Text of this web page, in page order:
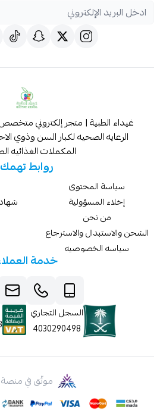
غيداء الطبية | متجر إلكتروني
الرعايه الصحيه لكبار السن وذوي
المكملات الغذائيه
روابط تهمك
سياسة المحتوى
إخلاء المسؤولية
من نحن
الشحن والاستبدال والاسترجاع
سياسه الخصوصيه
خدمة
السجل التجاري
4030290498
موثّق في منصة